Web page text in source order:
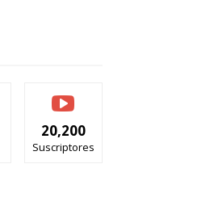
20,200
Suscriptores